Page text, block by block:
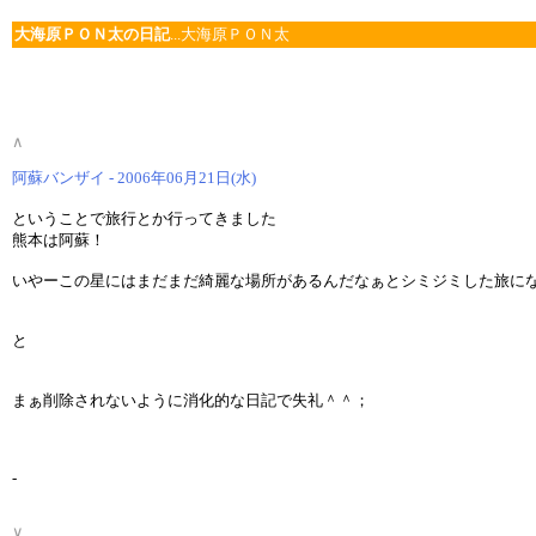
大海原ＰＯＮ太の日記...大海原ＰＯＮ太
∧
阿蘇バンザイ - 2006年06月21日(水)
ということで旅行とか行ってきました
熊本は阿蘇！
いやーこの星にはまだまだ綺麗な場所があるんだなぁとシミジミした旅に
と
まぁ削除されないように消化的な日記で失礼＾＾；
-
∨